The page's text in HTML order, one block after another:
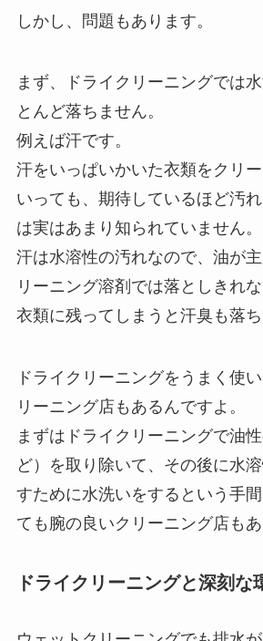
しかし、問題もあります。
まず、ドライクリーニングでは
とんど落ちません。
例えば汗です。
汗をいっぱいかいた衣類をクリ
いっても、期待しているほど汚
は実はあまり知られていません。
汗は水溶性の汚れなので、油が
リーニング溶剤では落としきれ
衣類に残ってしまうと汗臭も落ち
ドライクリーニングをうまく使
リーニング店もあるんですよ。
まずはドライクリーニングで油
ど）を取り除いて、その後に水
すために水洗いをするという手
ても腕の良いクリーニング店もあ
ドライクリーニングと深刻な